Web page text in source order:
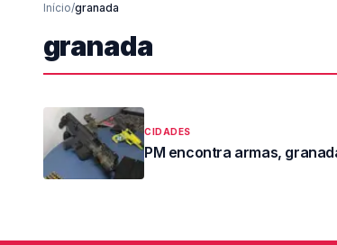
Início/granada
granada
CIDADES
PM encontra armas,